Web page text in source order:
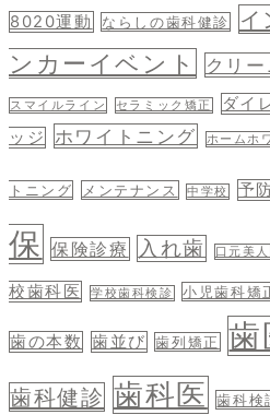
8020運動 ならしの歯科健診 イ
ンカーイベント
クリ
スマイルライン セラミック矯正 ダイ
ッジ
ホワイトニング ホームホ
トニング メンテナンス 中学校 予
保 保険診療 入れ歯 口元美人
校歯科医 学校歯科検診 小児歯科矯
歯の本数 歯並び 歯列矯正 歯
歯科健診 歯科医 歯科検